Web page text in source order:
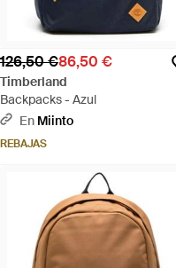
126,50 €86,50 €
Timberland
Backpacks - Azul
En Miinto
REBAJAS